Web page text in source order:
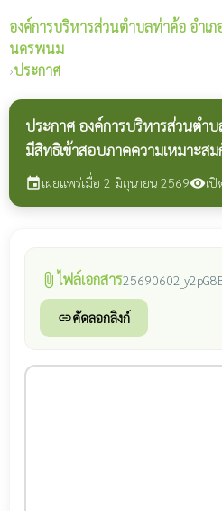
องค์การบริหารส่วนตำบลท่าค้อ อำเ
นครพนม
›ประกาศ
ประกาศ องค์การบริหารส่วนตำ
มีสิทธิเข้าสอบภาคความเหมาะ
eventเผยแพร่เมื่อ 2 มิถุนายน 2569visibilityเ
attach_file ไฟล์เอกสาร
linkคัดลอกลิงก์